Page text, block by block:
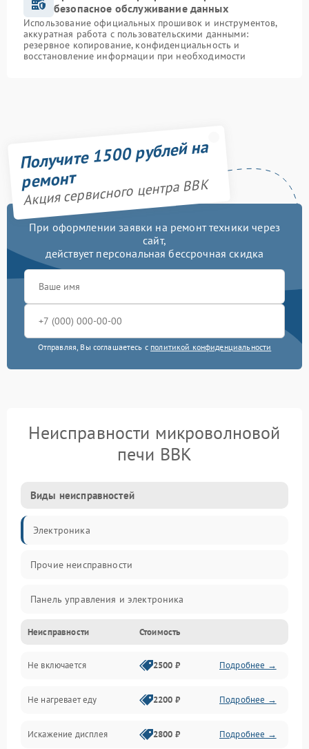
безопасное обслуживание данных
Использование официальных прошивок и инструментов,
аккуратная работа с пользовательскими данными:
резервное копирование, конфиденциальность и
восстановление информации при необходимости
Получите 1500 рублей на
ремонт
Акция сервисного центра BBK
При оформлении заявки на ремонт техники через
сайт,
действует персональная бессрочная скидка
Отправляя, Вы соглашаетесь с политикой конфиденциальности
Неисправности микроволновой
печи BBK
Виды неисправностей
Электроника
Прочие неисправности
Панель управления и электроника
Дверца и корпус
Механика и внутренние элементы
Механические повреждения
Питание и запуск
Неисправности Стоимость
Не включается 2500 ₽ Подробнее →
Не нагревает еду 2200 ₽ Подробнее →
Искажение дисплея 2800 ₽ Подробнее →